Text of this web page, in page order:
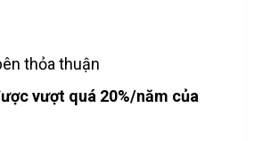
thỏa thuận
vượt quá 20%/năm của